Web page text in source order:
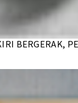
BERGERAK,